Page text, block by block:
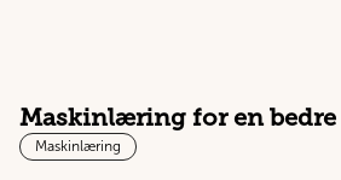
Maskinlæring